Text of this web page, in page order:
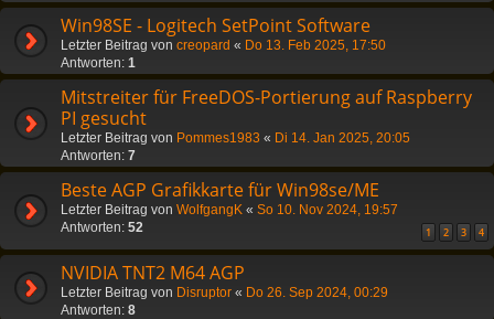
Win98SE - Logitech SetPoint Software
Letzter Beitrag von creopard « Do 13. Feb 2025, 17:50
Antworten: 1
Mitstreiter für FreeDOS-Portierung auf Raspberry
PI gesucht
Letzter Beitrag von Pommes1983 « Di 14. Jan 2025, 20:05
Antworten: 7
Beste AGP Grafikkarte für Win98se/ME
Letzter Beitrag von WolfgangK « So 10. Nov 2024, 19:57
Antworten: 52 1 2 3 4
NVIDIA TNT2 M64 AGP
Letzter Beitrag von Disruptor « Do 26. Sep 2024, 00:29
Antworten: 8